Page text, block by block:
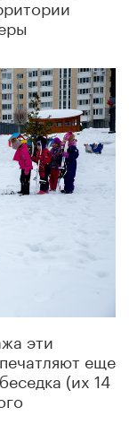
эти
еще
(их 14